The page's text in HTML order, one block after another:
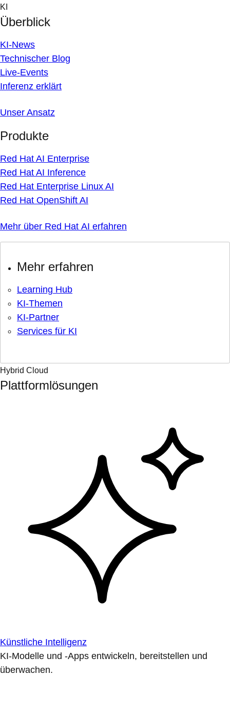
Skip
to
content
KI
Überblick
KI-News
Technischer Blog
Live-Events
Inferenz erklärt
Unser Ansatz
Produkte
Red Hat AI Enterprise
Red Hat AI Inference
Red Hat Enterprise Linux AI
Red Hat OpenShift AI
Mehr über Red Hat AI erfahren
Mehr erfahren
Learning Hub
KI-Themen
KI-Partner
Services für KI
Hybrid Cloud
Plattformlösungen
Künstliche Intelligenz
KI-Modelle und -Apps entwickeln, bereitstellen und
überwachen.